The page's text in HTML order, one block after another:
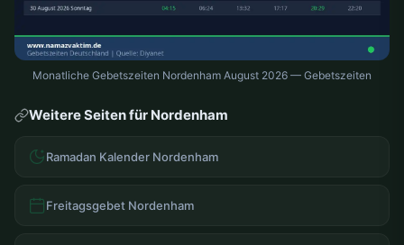
Monatliche Gebetszeiten Nordenham August 2026 — Gebetszeiten
Weitere Seiten für Nordenham
Ramadan Kalender Nordenham
Freitagsgebet Nordenham